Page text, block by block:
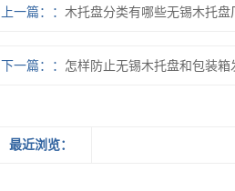
上一篇： 木托盘分类有哪些无锡木托盘
下一篇： 怎样防止无锡木托盘和包装箱
最近浏览：